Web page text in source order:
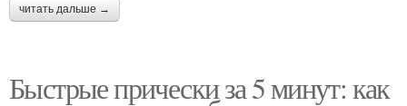
читать дальше →
Быстрые прически за 5 минут: как